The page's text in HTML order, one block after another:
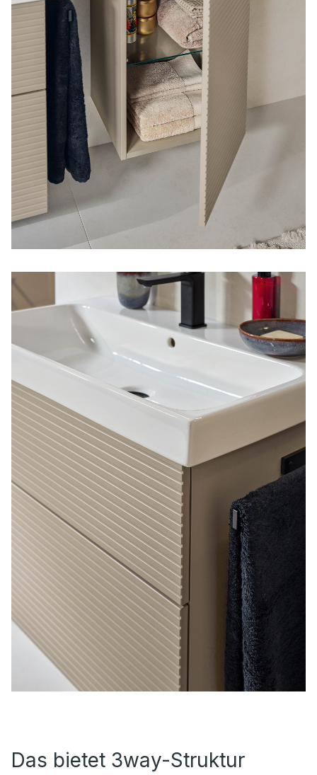
Das bietet 3way-Struktur